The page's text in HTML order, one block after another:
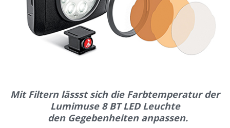
Mit Filtern lässst sich die Farbtemperatur der
Lumimuse 8 BT LED Leuchte
den Gegebenheiten anpassen.